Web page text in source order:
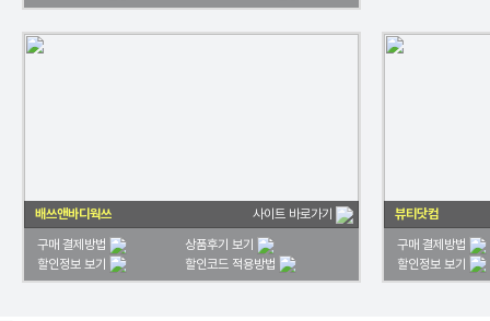
배쓰앤바디웍쓰 사이트 바로가기
구매 결제방법
상품후기 보기
할인정보 보기
할인코드 적용방법
뷰티닷컴
구매 결제방법
할인정보 보기